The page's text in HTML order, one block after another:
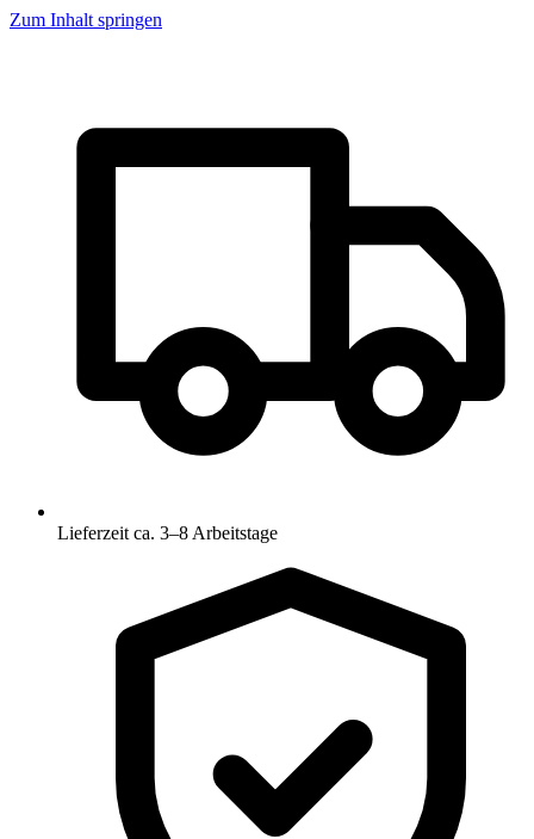
Zum Inhalt springen
Lieferzeit ca. 3–8 Arbeitstage